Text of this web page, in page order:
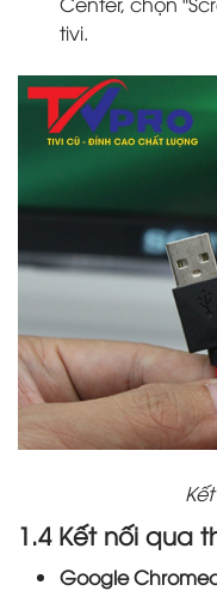
tivi.
1.4 Kết nối qua
Google